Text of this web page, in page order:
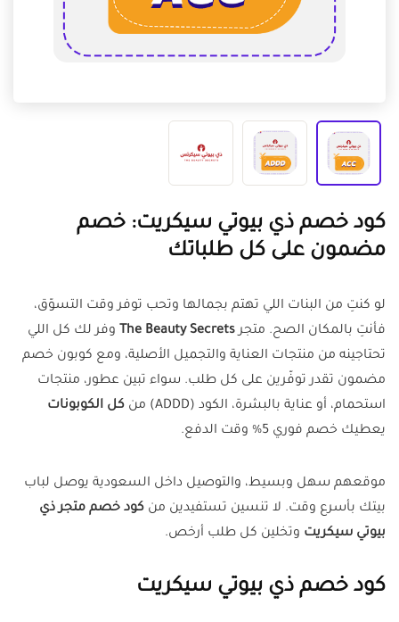
كود خصم ذي بيوتي سيكريت: خصم
مضمون على كل طلباتك
لو كنتِ من البنات اللي تهتم بجمالها وتحب توفر وقت التسوّق،
فأنتِ بالمكان الصح. متجرThe Beauty Secrets وفر لك كل اللي
تحتاجينه من منتجات العناية والتجميل الأصلية، ومع كوبون خصم
مضمون تقدر توفّرين على كل طلب. سواء تبين عطور، منتجات
استحمام، أو عناية بالبشرة، الكود (ADDD) من
كل الكوبونات
يعطيك خصم فوري 5% وقت الدفع.
موقعهم سهل وبسيط، والتوصيل داخل السعودية يوصل لباب
بيتك بأسرع وقت. لا تنسين تستفيدين من كود خصم متجر ذي
بيوتي سيكريت وتخلين كل طلب أرخص.
كود خصم ذي بيوتي سيكريت